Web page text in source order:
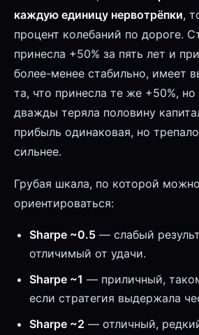
каждую единицу нервотрёпки,
процент колебаний по дороге.
принесла +50% за пять лет и
более-менее стабильно, имеет
та, что принесла те же +50%,
дважды теряла половину
прибыль одинаковая, но
сильнее.
Грубая шкала, по которой можно
ориентироваться:
Sharpe ~0.5 — слабый
отличимый от удачи.
Sharpe ~1 — приличный,
если стратегия выдержала
Sharpe ~2 — отличный,